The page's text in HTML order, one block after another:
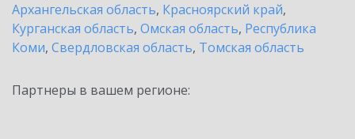
Архангельская область, Красноярский край,
Курганская область, Омская область, Республика
Коми, Свердловская область, Томская область
Партнеры в вашем регионе: